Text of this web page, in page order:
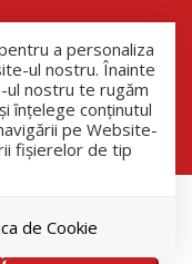
a personaliza
ul nostru. Înainte
ul nostru te rugăm
înțelege conținutul
pe Website-
fişierelor de tip
de Cookie